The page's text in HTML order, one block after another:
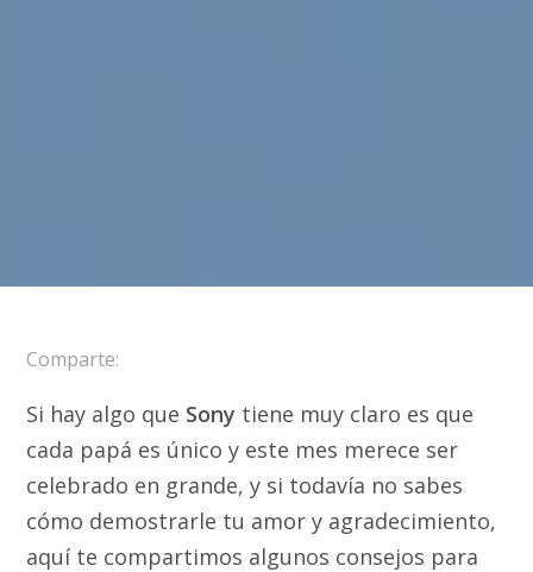
Comparte:
Si hay algo que Sony tiene muy claro es que
cada papá es único y este mes merece ser
celebrado en grande, y si todavía no sabes
cómo demostrarle tu amor y agradecimiento,
aquí te compartimos algunos consejos para